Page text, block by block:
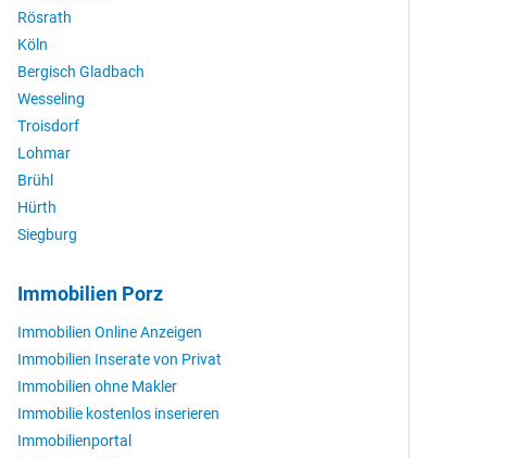
Rösrath
Köln
Bergisch Gladbach
Wesseling
Troisdorf
Lohmar
Brühl
Hürth
Siegburg
Immobilien Porz
Immobilien Online Anzeigen
Immobilien Inserate von Privat
Immobilien ohne Makler
Immobilie kostenlos inserieren
Immobilienportal